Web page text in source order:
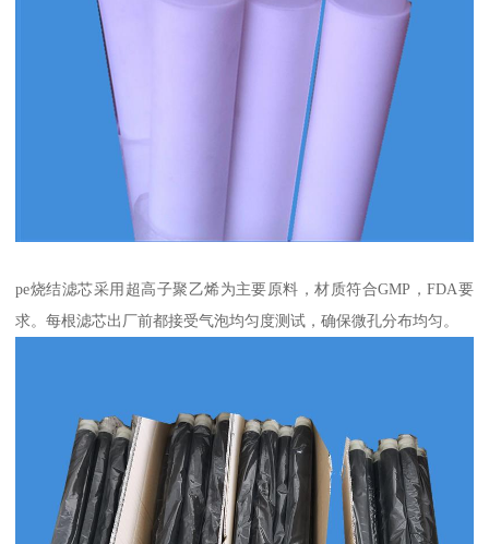
pe烧结滤芯采用超高子聚乙烯为主要原料，材质符合GMP，FDA要
求。每根滤芯出厂前都接受气泡均匀度测试，确保微孔分布均匀。